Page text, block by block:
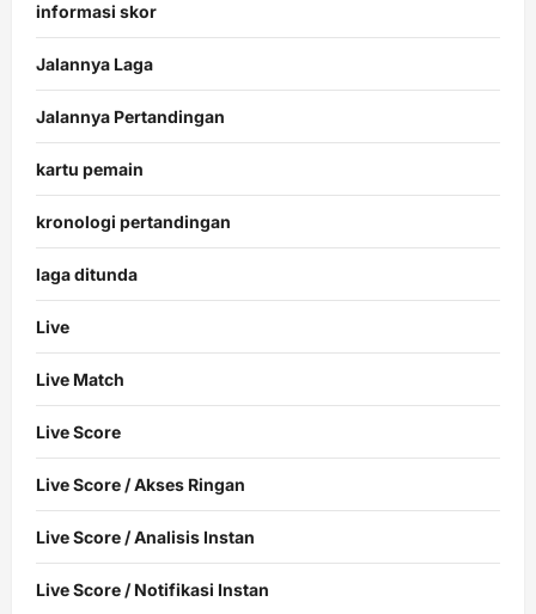
informasi skor
Jalannya Laga
Jalannya Pertandingan
kartu pemain
kronologi pertandingan
laga ditunda
Live
Live Match
Live Score
Live Score / Akses Ringan
Live Score / Analisis Instan
Live Score / Notifikasi Instan